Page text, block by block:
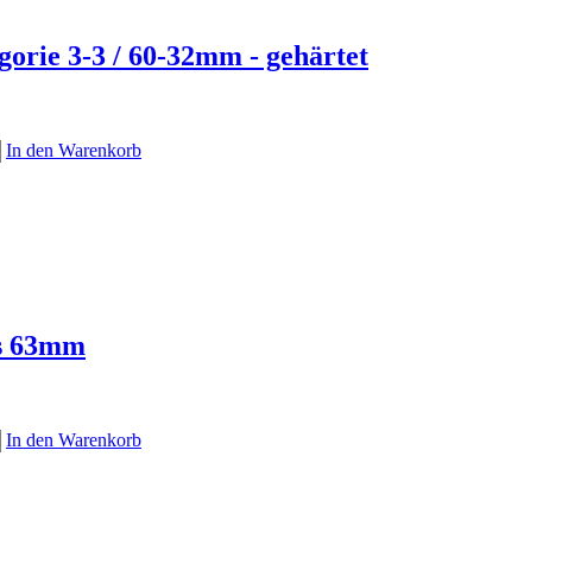
3-3 / 60-32mm - gehärtet
In den Warenkorb
In den Warenkorb